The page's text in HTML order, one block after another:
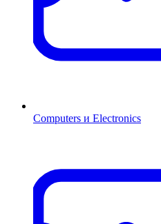
Computers и Electronics